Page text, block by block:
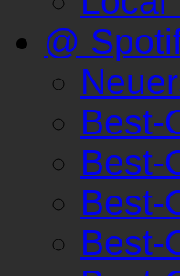
@
Best-
Best-
Best-
Best-